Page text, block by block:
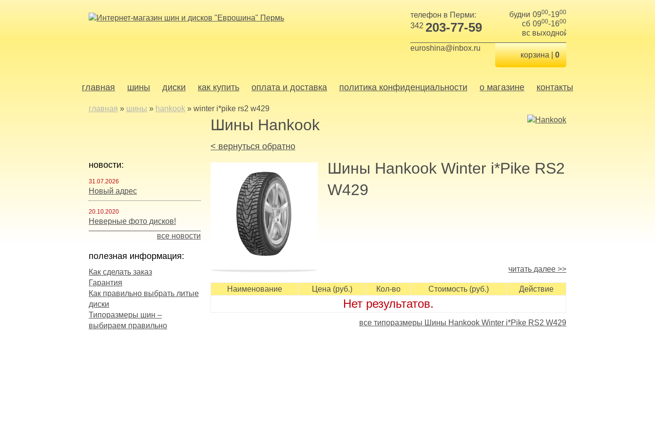
будни 0900-1900
сб 0900-1600
вс выходной
телефон в Перми:
342 203-77-59
корзина |0
euroshina@inbox.ru
главная шины диски как купить оплата и доставка политика конфиденциальности о магазине контакты
главная » шины » hankook » winter i*pike rs2 w429
новости:
31.07.2026
Новый адрес
20.10.2020
Неверные фото дисков!
все новости
полезная информация:
Как сделать заказ
Гарантия
Как правильно выбрать литые
диски
Типоразмеры шин –
выбираем правильно
Шины Hankook
< вернуться обратно
Шины Hankook Winter i*Pike RS2
W429
читать далее >>
Наименование Цена (руб.) Кол-во Стоимость (руб.) Действие
Нет результатов.
все типоразмеры Шины Hankook Winter i*Pike RS2 W429